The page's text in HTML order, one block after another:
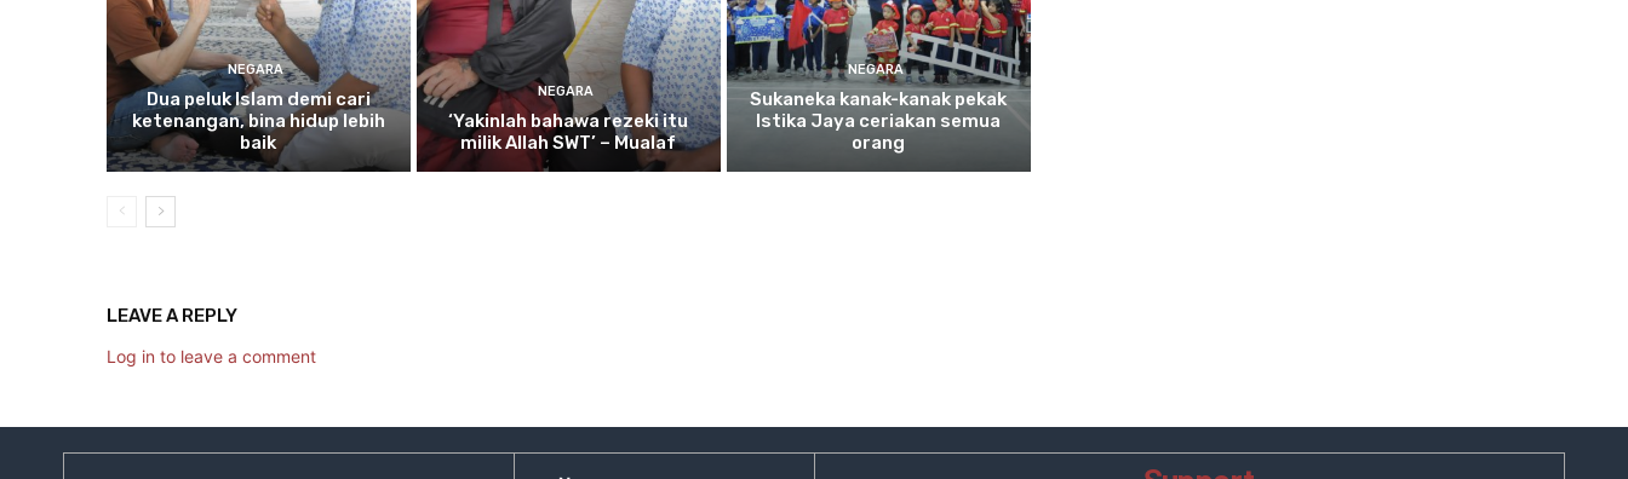
NEGARA
Duapeluk Islam demi cari
ketenangan, bina hidup lebih
baik
NEGARA
‘Yakinlah bahawa rezeki itu
milik Allah SWT’ – Mualaf
NEGARA
Sukaneka kanak-kanak pekak
Istika Jaya ceriakan semua
orang
LEAVE A REPLY
Log in to leave a comment